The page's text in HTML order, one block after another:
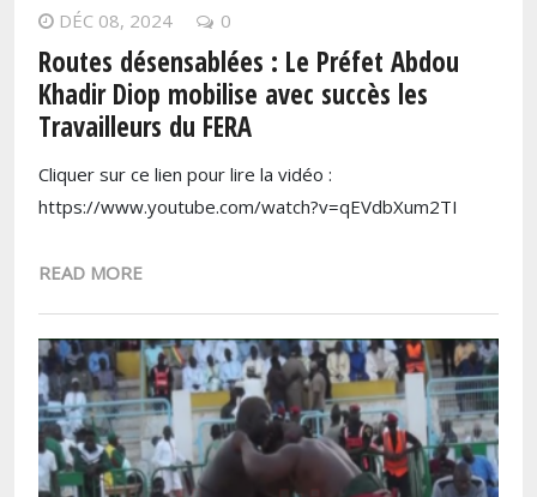
DÉC 08, 2024 0
Routes désensablées : Le Préfet Abdou
Khadir Diop mobilise avec succès les
Travailleurs du FERA
Cliquer sur ce lien pour lire la vidéo :
https://www.youtube.com/watch?v=qEVdbXum2TI
READ MORE